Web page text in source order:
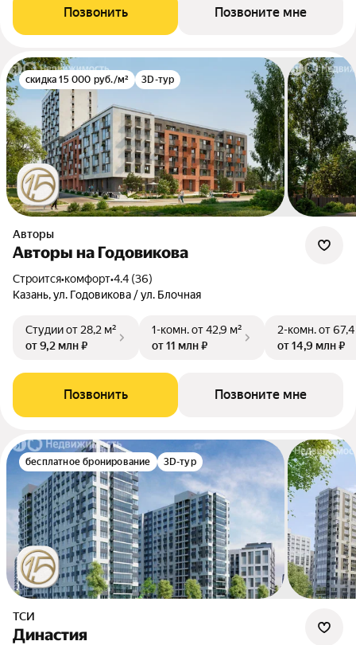
Позвонить Позвоните мне
скидка 15 000 руб./м² 3D-тур
Авторы
Авторы на Годовикова
Строится•комфорт•4.4 (36)
Казань, ул. Годовикова / ул. Блочная
Студииот 28,2 м²
от 9,2 млн ₽
1-комн.от 42,9 м²
от 11 млн ₽
2-комн.от
от 14,9 млн ₽
Позвонить Позвоните мне
бесплатное бронирование 3D-тур
ТСИ
Династия